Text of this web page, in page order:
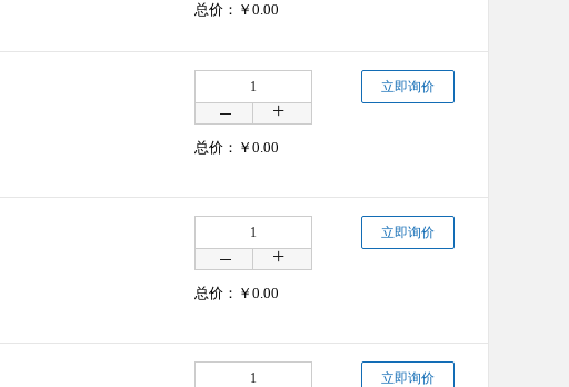
总价：￥ 0.00
总价：￥ 0.00
立即询价
总价：￥ 0.00
立即询价
立即询价